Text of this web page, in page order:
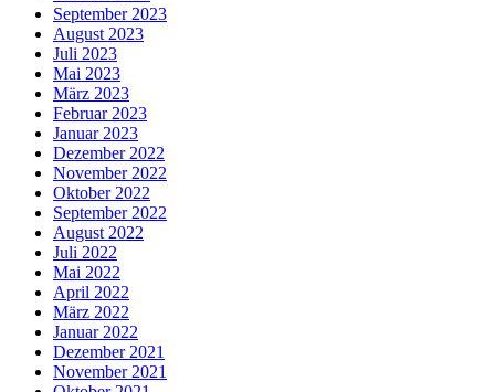
September 2023
August 2023
Juli 2023
Mai 2023
März 2023
Februar 2023
Januar 2023
Dezember 2022
November 2022
Oktober 2022
September 2022
August 2022
Juli 2022
Mai 2022
April 2022
März 2022
Januar 2022
Dezember 2021
November 2021